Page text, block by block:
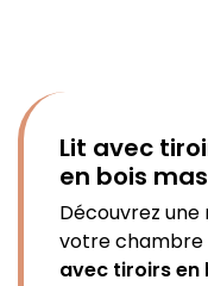
Lit avec
en bois
Découvrez une
votre chambre
avec tiroirs en